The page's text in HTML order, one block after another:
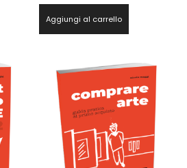
Aggiungi al carrello